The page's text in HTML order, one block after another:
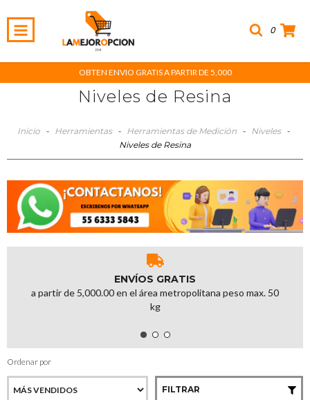
0
OBTEN ENVIO GRATIS A PARTIR DE 5,000
Niveles de Resina
Inicio - Herramientas - Herramientas de Medición - Niveles
-
Niveles de Resina
ENVÍOS GRATIS
a partir de 5,000.00 en el área metropolitana peso max. 50
kg
Ordenar por
FILTRAR